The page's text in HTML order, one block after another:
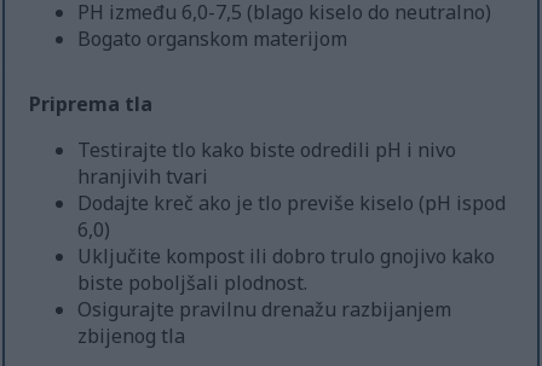
PH između 6,0-7,5 (blago kiselo do neutralno)
Bogato organskom materijom
Priprema tla
Testirajte tlo kako biste odredili pH i nivo
hranjivih tvari
Dodajte kreč ako je tlo previše kiselo (pH ispod
6,0)
Uključite kompost ili dobro trulo gnojivo kako
biste poboljšali plodnost.
Osigurajte pravilnu drenažu razbijanjem
zbijenog tla